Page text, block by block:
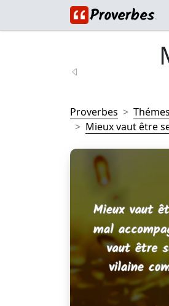
Proverbes Thémes
Mieux vaut être